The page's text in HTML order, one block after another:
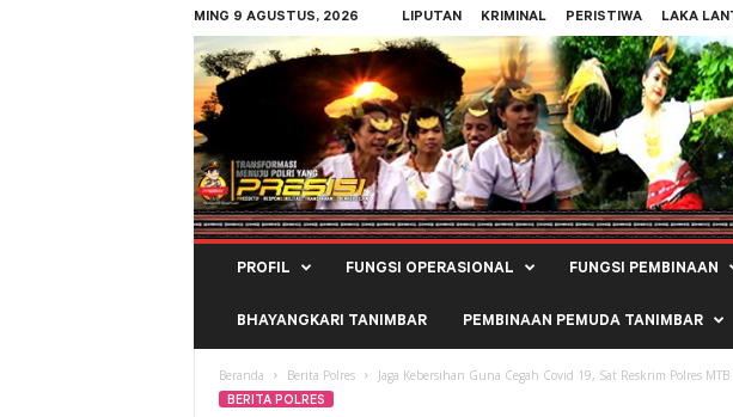
MING 9 AGUSTUS, 2026 LIPUTAN KRIMINAL PERISTIWA LAKA
Polres
Kepulauan
PROFIL FUNGSI OPERASIONAL FUNGSI PEMBINAAN
BHAYANGKARI TANIMBAR PEMBINAAN PEMUDA TANIMBAR
Beranda Berita Polres Jaga Kebersihan Guna Cegah Covid 19, Sat Reskrim Polres
BERITA POLRES